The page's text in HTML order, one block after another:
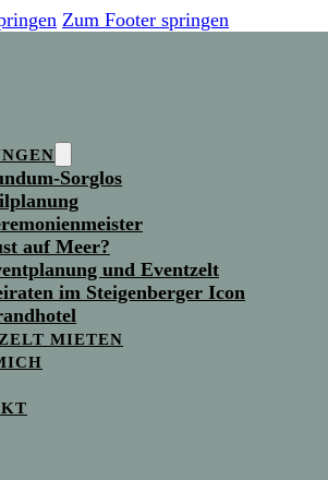
Zum Footer springen
Sorglos
auf Meer?
und Eventzelt
im Steigenberger Icon
MIETEN